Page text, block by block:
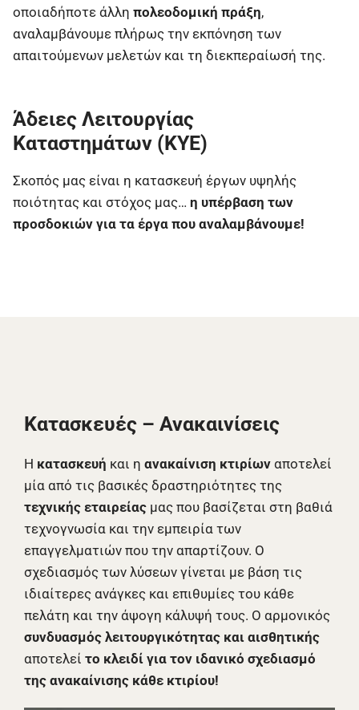
οποιαδήποτε άλλη πολεοδομική πράξη,
αναλαμβάνουμε πλήρως την εκπόνηση των
απαιτούμενων μελετών και τη διεκπεραίωσή της.
Άδειες Λειτουργίας
Καταστημάτων (ΚΥΕ)
Σκοπός μας είναι η κατασκευή έργων υψηλής
ποιότητας και στόχος μας… η υπέρβαση των
προσδοκιών για τα έργα που αναλαμβάνουμε!
Κατασκευές – Ανακαινίσεις
Η κατασκευή και η ανακαίνιση κτιρίων αποτελεί
μία από τις βασικές δραστηριότητες της
τεχνικής εταιρείας μας που βασίζεται στη βαθιά
τεχνογνωσία και την εμπειρία των
επαγγελματιών που την απαρτίζουν. Ο
σχεδιασμός των λύσεων γίνεται με βάση τις
ιδιαίτερες ανάγκες και επιθυμίες του κάθε
πελάτη και την άψογη κάλυψή τους. Ο αρμονικός
συνδυασμός λειτουργικότητας και αισθητικής
αποτελεί το κλειδί για τον ιδανικό σχεδιασμό
της ανακαίνισης κάθε κτιρίου!